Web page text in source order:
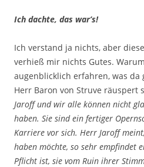
Ich dachte, das war’s!
Ich verstand ja nichts, aber
verhieß mir nichts Gutes.
augenblicklich erfahren, was da
Herr Baron von Struve räuspert
Jaroff und wir alle können nicht
haben. Sie sind ein fertiger
Karriere vor sich. Herr Jaroff
haben möchte, so sehr empfindet
Pflicht ist, sie vom Ruin ihrer